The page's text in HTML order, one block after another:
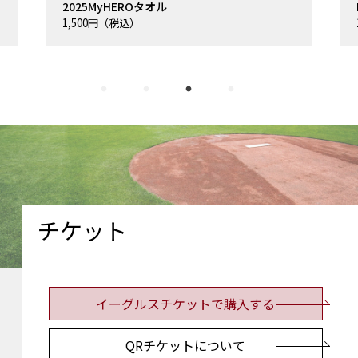
タオル
円（税込）
MyHERO
11,000円（
チケット
イーグルスチケットで購入する
QRチケットについて